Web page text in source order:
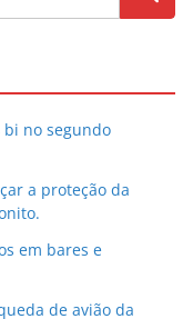
no segundo
a proteção da
em bares e
de avião da